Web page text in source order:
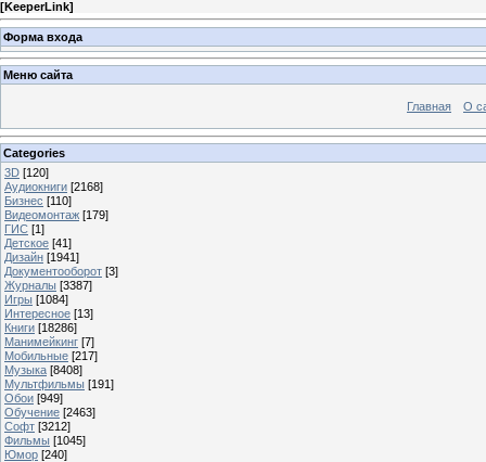
[KeeperLink]
Форма входа
Меню сайта
Главная О
Categories
3D [120]
Аудиокниги [2168]
Бизнес [110]
Видеомонтаж [179]
ГИС [1]
Детское [41]
Дизайн [1941]
Документооборот [3]
Журналы [3387]
Игры [1084]
Интересное [13]
Книги [18286]
Манимейкинг [7]
Мобильные [217]
Музыка [8408]
Мультфильмы [191]
Обои [949]
Обучение [2463]
Софт [3212]
Фильмы [1045]
Юмор [240]